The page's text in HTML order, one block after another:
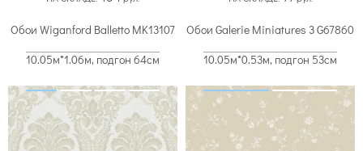
Обои Wiganford Balletto MK13107
10.05м*1.06м, подгон 64см
Обои Galerie Miniatures 3 G67860
10.05м*0.53м, подгон 53см